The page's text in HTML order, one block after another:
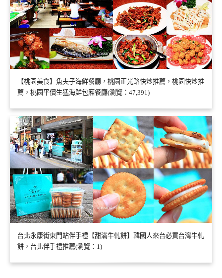
【桃園美食】魚夫子海鮮餐廳，桃園正光路快炒推薦，桃園快炒推
薦，桃園平價生猛海鮮包廂餐廳(瀏覽：47,391)
台北永康街東門站伴手禮【甜滿牛軋餅】韓國人來台必買台灣牛軋
餅，台北伴手禮推薦(瀏覽：1)